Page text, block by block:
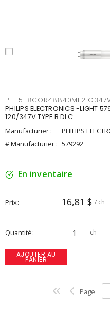
PHILIPS ELECTRONICS -LIGHT
120/347V TYPE B DLC
Manufacturier :
PHILIPS
# Manufacturier : 579292
En inventaire
Prix 16,81 $ / ch
Quantité ch
AJOUTER AU
PANIER
Page